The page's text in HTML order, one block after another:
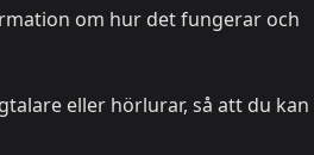
om hur det fungerar och
eller hörlurar, så att du kan